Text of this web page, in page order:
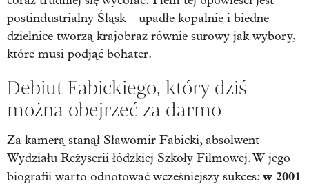
postindustrialny Śląsk – upadłe kopalnie i biedne
dzielnice tworzą krajobraz równie surowy jak wybory,
które musi podjąć bohater.
Debiut Fabickiego, który dziś
można obejrzeć za darmo
Za kamerą stanął Sławomir Fabicki, absolwent
Wydziału Reżyserii łódzkiej Szkoły Filmowej. W jego
biografii warto odnotować wcześniejszy sukces: w 2001